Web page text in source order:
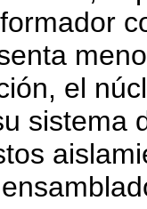
el
sistema